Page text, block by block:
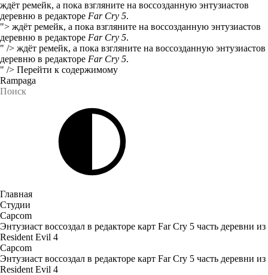
ждёт ремейк, а пока взгляните на воссозданную энтузиастов
деревню в редакторе Far Cry 5.
"> ждёт ремейк, а пока взгляните на воссозданную энтузиастов
деревню в редакторе Far Cry 5.
" /> ждёт ремейк, а пока взгляните на воссозданную энтузиастов
деревню в редакторе Far Cry 5.
" /> Перейти к содержимому
Rampaga
Главная
Студии
Capcom
Энтузиаст воссоздал в редакторе карт Far Cry 5 часть деревни из
Resident Evil 4
Capcom
Энтузиаст воссоздал в редакторе карт Far Cry 5 часть деревни из
Resident Evil 4